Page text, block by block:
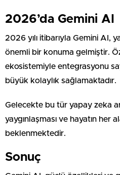
2026’da Gemini AI
2026 yılı itibarıyla Gemini AI,
önemli bir konuma gelmiştir.
ekosistemiyle entegrasyonu
büyük kolaylık sağlamaktadır.
Gelecekte bu tür yapay zeka
yaygınlaşması ve hayatın her
beklenmektedir.
Sonuç